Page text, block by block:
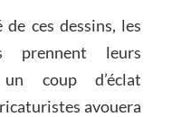
ces dessins, les
prennent leurs
coup d’éclat
avouera